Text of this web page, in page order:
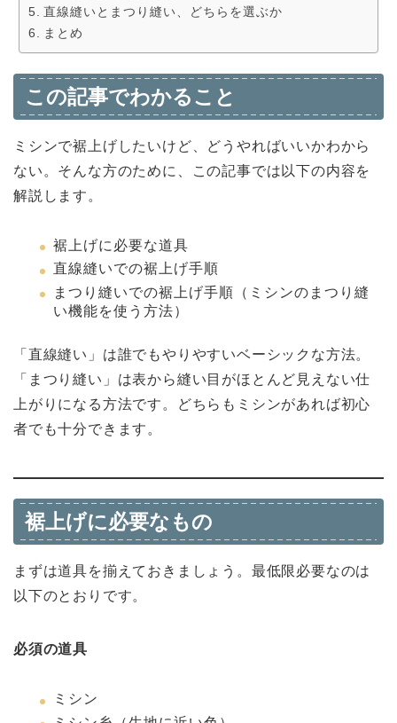
直線縫いとまつり縫い、どちらを選ぶか
まとめ
この記事でわかること
ミシンで裾上げしたいけど、どうやればいいかわから
ない。そんな方のために、この記事では以下の内容を
解説します。
裾上げに必要な道具
直線縫いでの裾上げ手順
まつり縫いでの裾上げ手順（ミシンのまつり縫
い機能を使う方法）
「直線縫い」は誰でもやりやすいベーシックな方法。
「まつり縫い」は表から縫い目がほとんど見えない仕
上がりになる方法です。どちらもミシンがあれば初心
者でも十分できます。
裾上げに必要なもの
まずは道具を揃えておきましょう。最低限必要なのは
以下のとおりです。
必須の道具
ミシン